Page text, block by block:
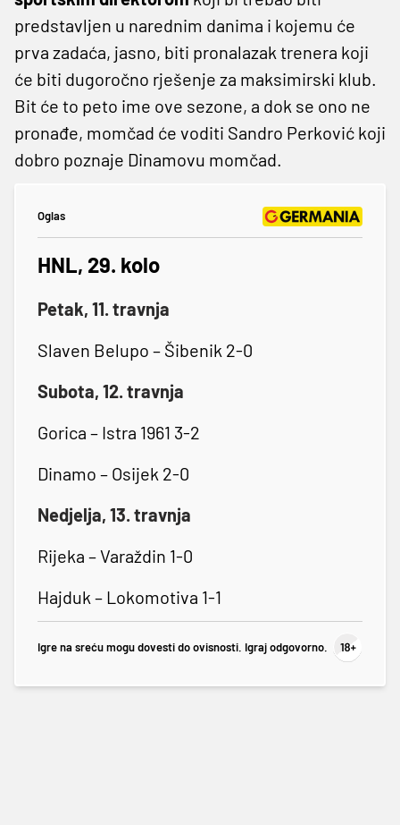
predstavljen u narednim danima i kojemu će
prva zadaća, jasno, biti pronalazak trenera koji
će biti dugoročno rješenje za maksimirski klub.
Bit će to peto ime ove sezone, a dok se ono ne
pronađe, momčad će voditi Sandro Perković koji
dobro poznaje Dinamovu momčad.
Oglas
HNL, 29. kolo
Petak, 11. travnja
Slaven Belupo – Šibenik 2-0
Subota, 12. travnja
Gorica – Istra 1961 3-2
Dinamo – Osijek 2-0
Nedjelja, 13. travnja
Rijeka – Varaždin 1-0
Hajduk – Lokomotiva 1-1
Igre na sreću mogu dovesti do ovisnosti. Igraj odgovorno.